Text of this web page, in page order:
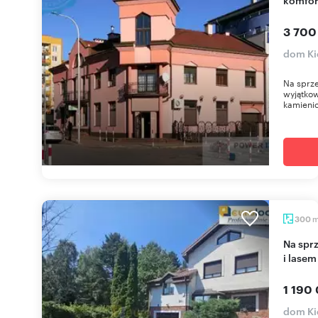
3
dom
Na
300
Na sprzedaż przestronny dom 300 m² z ogrodem
i
1 190
dom